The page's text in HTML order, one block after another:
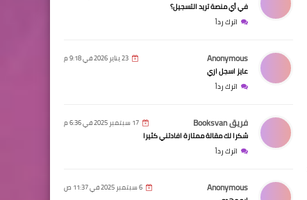
في أي منصة تريد التسجيل؟
اترك رداً
Anonymous 23 يناير 2026 في 9:18 م
عايز اسجل ازي
اترك رداً
فريق Booksvan 17 سبتمبر 2025 في 6:36 م
شكرا لك مقالة ممتازة افادتني كثيرا
اترك رداً
Anonymous 6 سبتمبر 2025 في 11:37 ص